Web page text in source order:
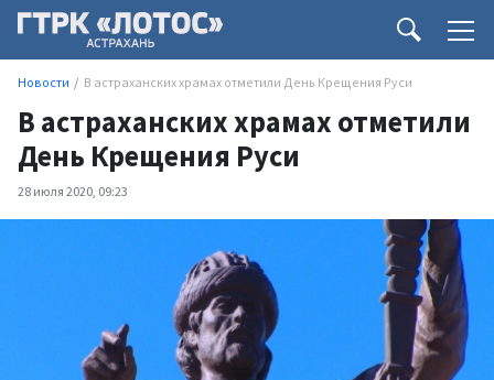
Новости В астраханских храмах отметили День Крещения Руси
В астраханских храмах отметили
День Крещения Руси
28 июля 2020, 09:23